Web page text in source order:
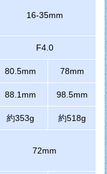
16-35mm
F4.0
80.5mm 78mm
88.1mm 98.5mm
約353g 約518g
72mm